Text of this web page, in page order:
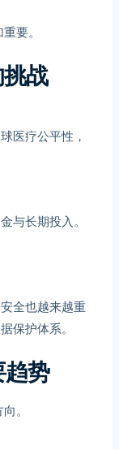
要。
战
医疗公平性，
与长期投入。
全也越来越重
保护体系。
势
。